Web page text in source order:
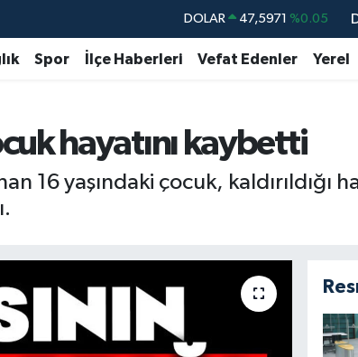
DOLAR 47,5971 %0.05
EURO 55,1336 %0.18
BİST100 13.703
BITCOIN 64.475,47 %0.66
Spor İlçe Haberleri Vefat Edenler Yerel
hayatını kaybetti
16 yaşındaki çocuk, kaldırıldığı